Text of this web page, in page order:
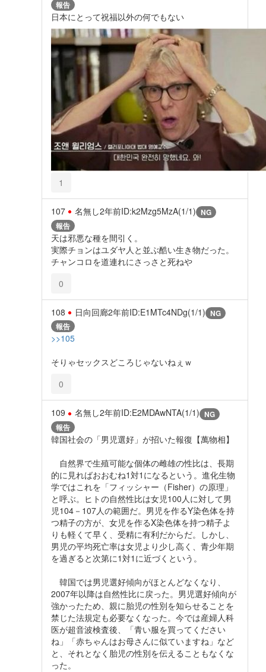
報告
日本にとって祝福以外の何でもない
1
107 名無し2年前ID:k2Mzg5MzA(1/1) NG
報告
天は邪悪な種を間引く。
実際チョンはユダヤ人と並ぶ酷い生き物だった。
チャンコロを道連れにさっさと死ねや
0
108 日向回廊2年前ID:E1MTc4NDg(1/1) NG
報告
>>105
そりゃセックスどころじゃないねぇｗ
0
109 名無し2年前ID:E2MDAwNTA(1/1) NG
報告
韓国社会の「男児選好」が招いた報復【萬物相】
自然界で生殖可能な個体の雌雄の性比は、長期
的に見ればおおむね1対1になるという。進化生物
学ではこれを「フィッシャー（Fisher）の原理」
と呼ぶ。ヒトの自然性比は女児100人に対して男
児104－107人の範囲だ。男児を作るY染色体を持
つ精子の方が、女児を作るX染色体を持つ精子よ
りも軽くて早く、受精に有利だからだ。しかし、
男児の平均死亡率は女児より少し高く、青少年期
を過ぎると次第に1対1に近づくという。
韓国では男児選好傾向がほとんどなくなり、
2007年以降は自然性比に戻った。男児選好傾向が
強かったため、親に胎児の性別を知らせることを
禁じた法規定も必要なくなった。今では産婦人科
医が超音波検査後、「青い服を買ってください
ね」「赤ちゃんはお母さんに似ていますね」など
と、それとなく胎児の性別を伝えることもなくな
った。